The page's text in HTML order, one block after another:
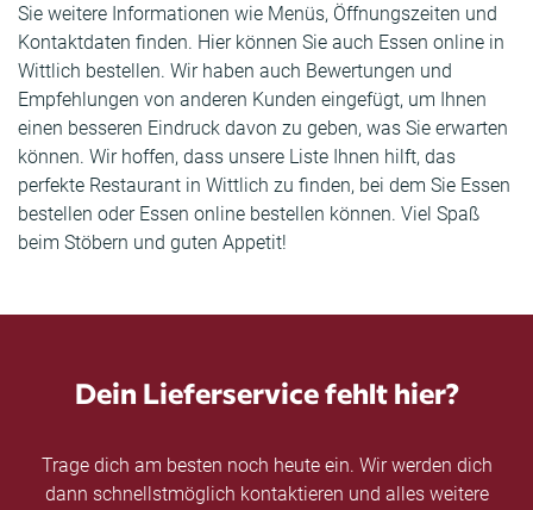
Sie weitere Informationen wie Menüs, Öffnungszeiten und
Kontaktdaten finden. Hier können Sie auch Essen online in
Wittlich bestellen. Wir haben auch Bewertungen und
Empfehlungen von anderen Kunden eingefügt, um Ihnen
einen besseren Eindruck davon zu geben, was Sie erwarten
können. Wir hoffen, dass unsere Liste Ihnen hilft, das
perfekte Restaurant in Wittlich zu finden, bei dem Sie Essen
bestellen oder Essen online bestellen können. Viel Spaß
beim Stöbern und guten Appetit!
Dein Lieferservice fehlt hier?
Trage dich am besten noch heute ein. Wir werden dich
dann schnellstmöglich kontaktieren und alles weitere